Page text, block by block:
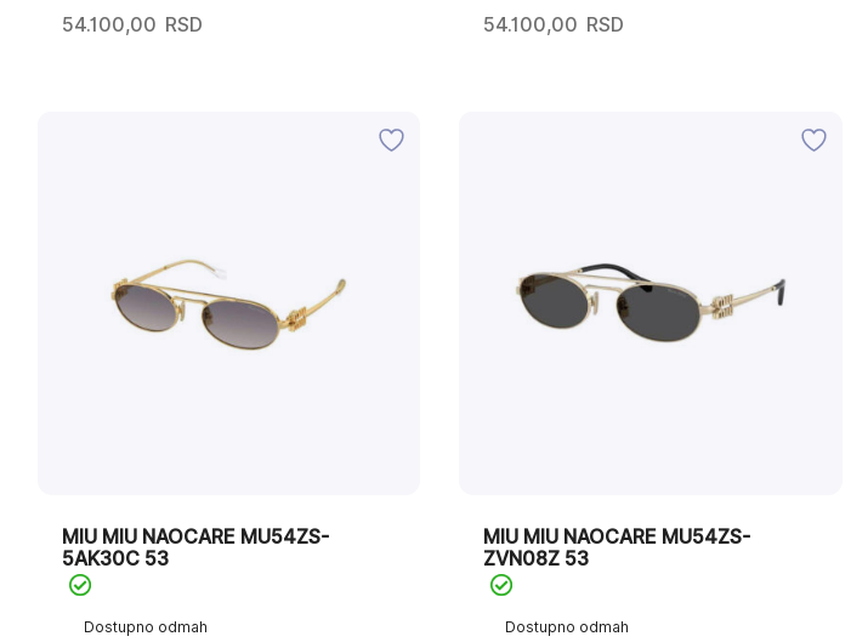
54.100,00 RSD 54.100,00 RSD
Dostupno odmah
MIU MIU NAOCARE MU54ZS-
5AK30C 53
Dostupno odmah
MIU MIU NAOCARE MU54ZS-
ZVN08Z 53